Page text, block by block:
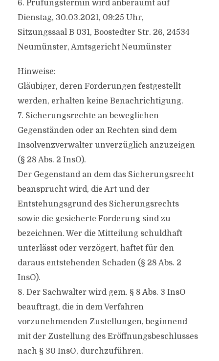
6. Prüfungstermin wird anberaumt auf
Dienstag, 30.03.2021, 09:25 Uhr,
Sitzungssaal B 031, Boostedter Str. 26, 24534
Neumünster, Amtsgericht Neumünster
Hinweise:
Gläubiger, deren Forderungen festgestellt
werden, erhalten keine Benachrichtigung.
7. Sicherungsrechte an beweglichen
Gegenständen oder an Rechten sind dem
Insolvenzverwalter unverzüglich anzuzeigen
(§ 28 Abs. 2 InsO).
Der Gegenstand an dem das Sicherungsrecht
beansprucht wird, die Art und der
Entstehungsgrund des Sicherungsrechts
sowie die gesicherte Forderung sind zu
bezeichnen. Wer die Mitteilung schuldhaft
unterlässt oder verzögert, haftet für den
daraus entstehenden Schaden (§ 28 Abs. 2
InsO).
8. Der Sachwalter wird gem. § 8 Abs. 3 InsO
beauftragt, die in dem Verfahren
vorzunehmenden Zustellungen, beginnend
mit der Zustellung des Eröffnungsbeschlusses
nach § 30 InsO, durchzuführen.